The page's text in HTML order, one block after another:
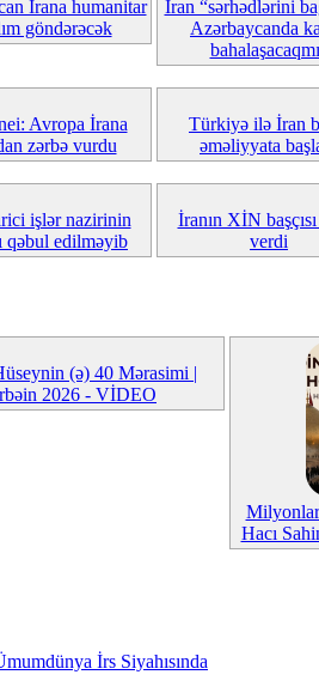
İrana humanitar
göndərəcək
İran “sərhədlərini
Azərbaycanda
Avropa İrana
zərbə vurdu
Türkiyə ilə İran
əməliyyata
işlər nazirinin
qəbul edilməyib
İranın XİN
verdi
(ə) 40 Mərasimi |
2026 - VİDEO
Hacı
İrs Siyahısında